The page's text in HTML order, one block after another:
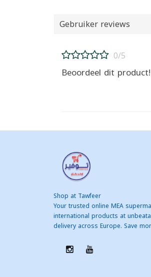
Gebruiker reviews
0/5
Beoordeel dit product!
Shop at Tawfeer
Your trusted online MEA
international products at
delivery across Europe. Save